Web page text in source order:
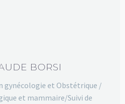
BORSI
gynécologie et Obstétrique /
et mammaire/Suivi de